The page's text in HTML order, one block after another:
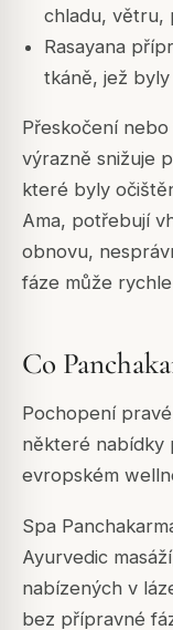
chladu, větru,
Rasayana
tkáně, jež
Přeskočení
výrazně snižuje
které byly
Ama, potřebují
obnovu,
fáze může
Co
Pochopení
některé nabídky
evropském
Spa
Ayurvedic
nabízených v
bez přípravné